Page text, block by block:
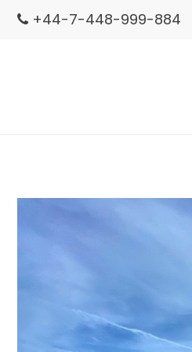
Przejdź+44-7-448-999-884